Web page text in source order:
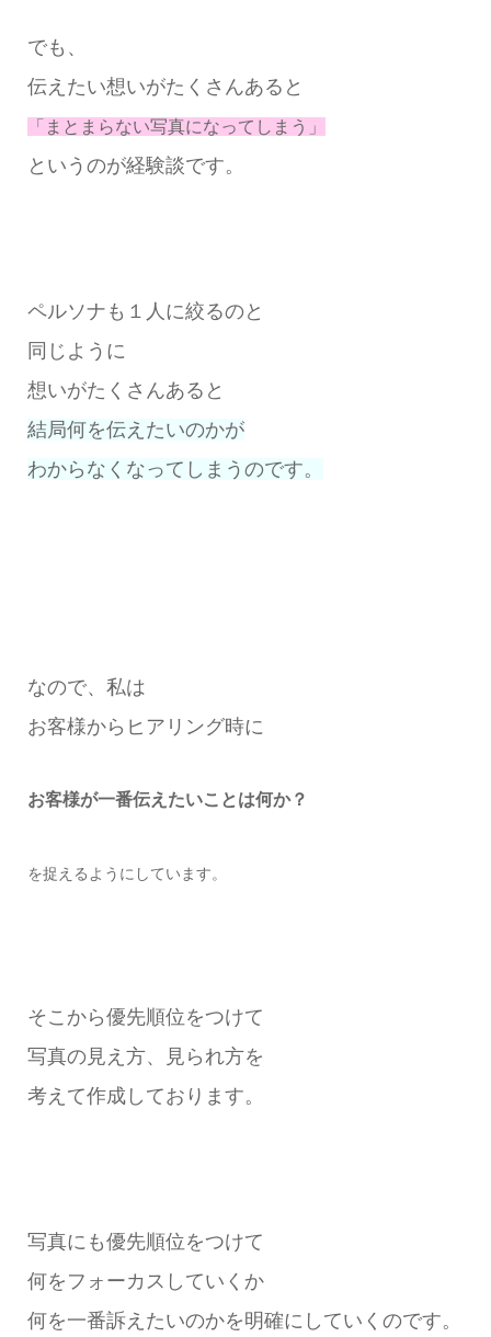
でも、
伝えたい想いがたくさんあると
「まとまらない写真になってしまう」
というのが経験談です。
ペルソナも１人に絞るのと
同じように
想いがたくさんあると
結局何を伝えたいのかが
わからなくなってしまうのです。
なので、私は
お客様からヒアリング時に
お客様が一番伝えたいことは何か？
を捉えるようにしています。
そこから優先順位をつけて
写真の見え方、見られ方を
考えて作成しております。
写真にも優先順位をつけて
何をフォーカスしていくか
何を一番訴えたいのかを明確にしていくのです。